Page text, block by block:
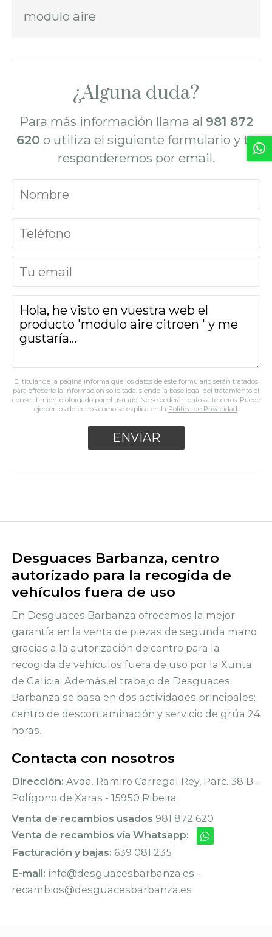
modulo aire
¿Alguna duda?
Para más información llama al 981 872
620 o utiliza el siguiente formulario y te
responderemos por email.
El titular de la página informa que los datos de este formulario serán tratados
para ofrecerle la información solicitada, siendo la base legal del tratamiento el
consentimiento otorgado por el usuario. No se cederán datos a terceros. Puede
ejercer los derechos como se explica en la Política de Privacidad
Desguaces Barbanza, centro
autorizado para la recogida de
vehículos fuera de uso
En Desguaces Barbanza ofrecemos la mejor
garantía en la venta de piezas de segunda mano
gracias a la autorización de centro para la
recogida de vehículos fuera de uso por la Xunta
de Galicia. Además,el trabajo de Desguaces
Barbanza se basa en dos actividades principales:
centro de descontaminación y servicio de grúa 24
horas.
Contacta con nosotros
Dirección: Avda. Ramiro Carregal Rey, Parc. 38 B -
Polígono de Xaras - 15950 Ribeira
Venta de recambios usados 981 872 620
Venta de recambios vía Whatsapp:
Facturación y bajas: 639 081 235
E-mail: info@desguacesbarbanza.es -
recambios@desguacesbarbanza.es